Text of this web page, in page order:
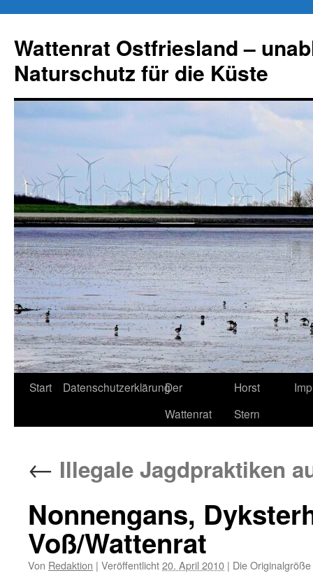
springen
Wattenrat Ostfriesland –
Naturschutz für die Küste
Start DatenschutzerklärungDer
Wattenrat
Horst
Stern
← Illegale Jagdpraktiken
Nonnengans,
Voß/Wattenrat
Von Redaktion | Veröffentlicht20. April 2010 | Die